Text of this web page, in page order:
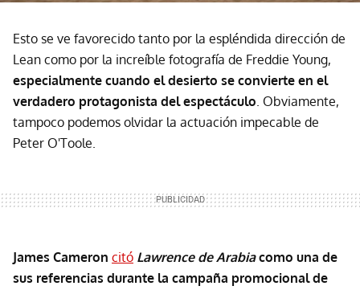
Esto se ve favorecido tanto por la espléndida dirección de
Lean como por la increíble fotografía de Freddie Young,
especialmente cuando el desierto se convierte en el
verdadero protagonista del espectáculo. Obviamente,
tampoco podemos olvidar la actuación impecable de
Peter O'Toole.
James Cameron citó Lawrence de Arabiacomo una de
sus referencias durante la campaña promocional de